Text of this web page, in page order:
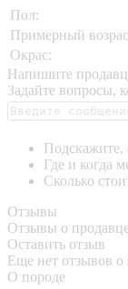
Пол:
Примерный
Окрас:
Напишите
Задайте вопросы,
Подскажите,
Где и когда
Сколько
Отзывы
Отзывы о
Оставить отзыв
Еще нет отзывов
О породе